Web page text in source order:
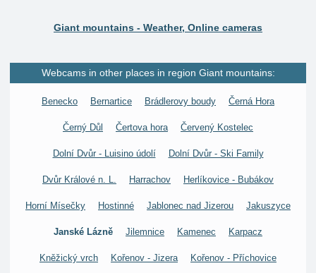
Giant mountains - Weather, Online cameras
Webcams in other places in region Giant mountains:
Benecko Bernartice Brádlerovy boudy Černá Hora
Černý Důl Čertova hora Červený Kostelec
Dolní Dvůr - Luisino údolí Dolní Dvůr - Ski Family
Dvůr Králové n. L. Harrachov Herlíkovice - Bubákov
Horní Mísečky Hostinné Jablonec nad Jizerou Jakuszyce
Janské Lázně Jilemnice Kamenec Karpacz
Kněžický vrch Kořenov - Jizera Kořenov - Příchovice